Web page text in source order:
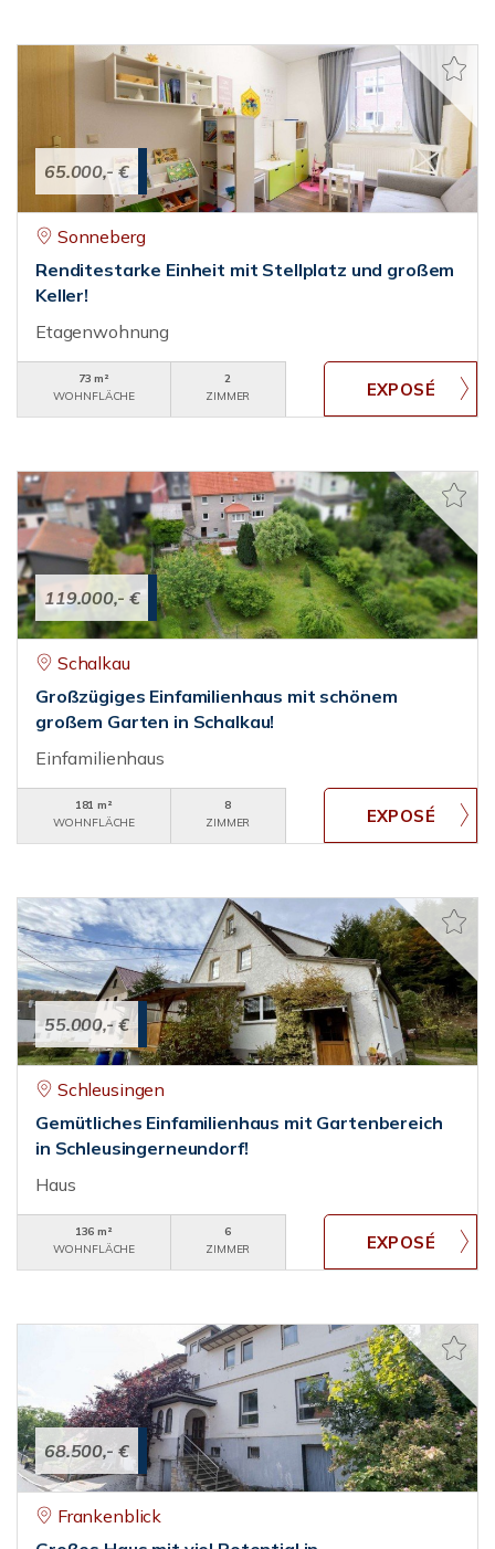
65.000,- €
Sonneberg
Renditestarke Einheit mit Stellplatz und großem
Keller!
Etagenwohnung
73 m²
WOHNFLÄCHE
2
ZIMMER
119.000,- €
Schalkau
Großzügiges Einfamilienhaus mit schönem
großem Garten in Schalkau!
Einfamilienhaus
181 m²
WOHNFLÄCHE
8
ZIMMER
55.000,- €
Schleusingen
Gemütliches Einfamilienhaus mit Gartenbereich
in Schleusingerneundorf!
Haus
136 m²
WOHNFLÄCHE
6
ZIMMER
68.500,- €
Frankenblick